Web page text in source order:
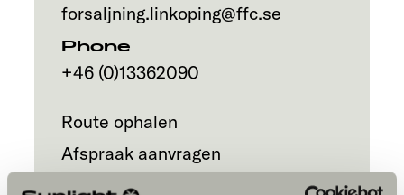
forsaljning.linkoping@ffc.se
Phone
+46 (0)13362090
Route ophalen
Afspraak aanvragen